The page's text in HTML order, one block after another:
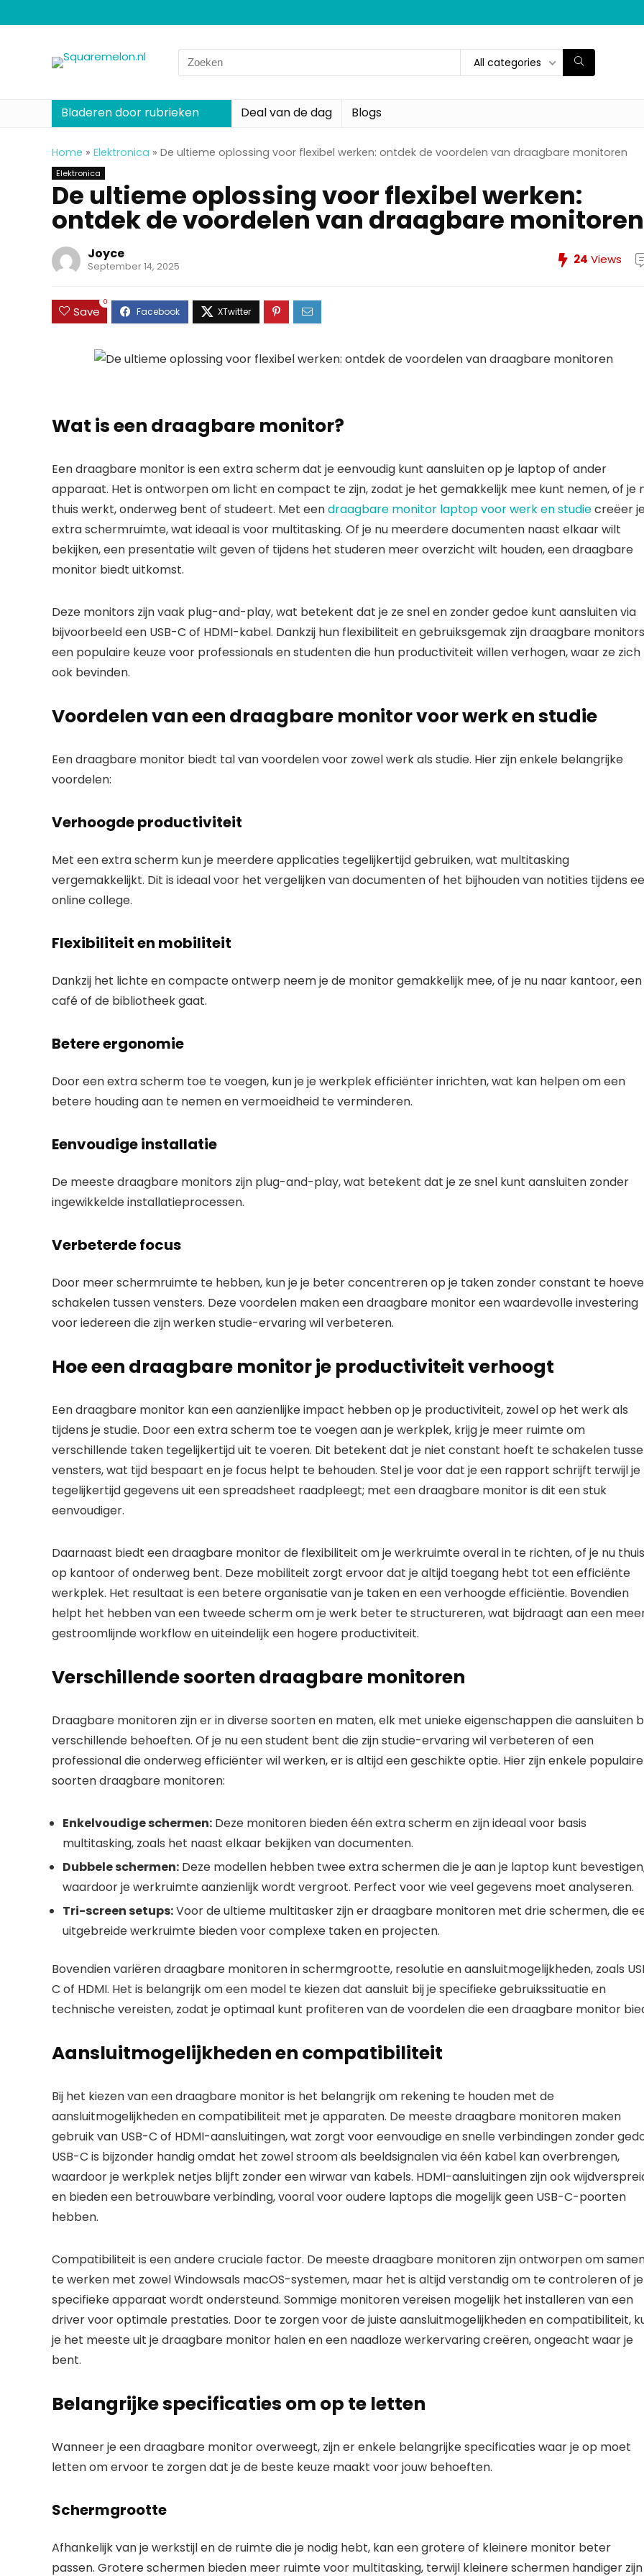
Search
for:
All categories
Bladeren door rubrieken Deal van de dag Blogs
Home » Elektronica » De ultieme oplossing voor flexibel werken: ontdek de voordelen van draagbare monitoren
Elektronica
De ultieme oplossing voor flexibel werken:
ontdek de voordelen van draagbare monitoren
Joyce
September 14, 2025 24 Views
Save
0
Wat is een draagbare monitor?
Een draagbare monitor is een extra scherm dat je eenvoudig kunt aansluiten op je laptop of ander
apparaat. Het is ontworpen om licht en compact te zijn, zodat je het gemakkelijk mee kunt nemen, of je
thuis werkt, onderweg bent of studeert. Met eendraagbare monitor laptop voor werk en studiecreëer
extra schermruimte, wat ideaal is voor multitasking. Of je nu meerdere documenten naast elkaar wilt
bekijken, een presentatie wilt geven of tijdens het studeren meer overzicht wilt houden, een draagbare
monitor biedt uitkomst.
Deze monitors zijn vaak plug-and-play, wat betekent dat je ze snel en zonder gedoe kunt aansluiten via
bijvoorbeeld een USB-C of HDMI-kabel. Dankzij hun flexibiliteit en gebruiksgemak zijn draagbare monitors
een populaire keuze voor professionals en studenten die hun productiviteit willen verhogen, waar ze zich
ook bevinden.
Voordelen van een draagbare monitor voor werk en studie
Een draagbare monitor biedt tal van voordelen voor zowel werk als studie. Hier zijn enkele belangrijke
voordelen:
Verhoogde productiviteit
Met een extra scherm kun je meerdere applicaties tegelijkertijd gebruiken, wat multitasking
vergemakkelijkt. Dit is ideaal voor het vergelijken van documenten of het bijhouden van notities tijdens
online college.
Flexibiliteit en mobiliteit
Dankzij het lichte en compacte ontwerp neem je de monitor gemakkelijk mee, of je nu naar kantoor, een
café of de bibliotheek gaat.
Betere ergonomie
Door een extra scherm toe te voegen, kun je je werkplek efficiënter inrichten, wat kan helpen om een
betere houding aan te nemen en vermoeidheid te verminderen.
Eenvoudige installatie
De meeste draagbare monitors zijn plug-and-play, wat betekent dat je ze snel kunt aansluiten zonder
ingewikkelde installatieprocessen.
Verbeterde focus
Door meer schermruimte te hebben, kun je je beter concentreren op je taken zonder constant te
schakelen tussen vensters. Deze voordelen maken een draagbare monitor een waardevolle investering
voor iedereen die zijn werken studie-ervaring wil verbeteren.
Hoe een draagbare monitor je productiviteit verhoogt
Een draagbare monitor kan een aanzienlijke impact hebben op je productiviteit, zowel op het werk als
tijdens je studie. Door een extra scherm toe te voegen aan je werkplek, krijg je meer ruimte om
verschillende taken tegelijkertijd uit te voeren. Dit betekent dat je niet constant hoeft te schakelen
vensters, wat tijd bespaart en je focus helpt te behouden. Stel je voor dat je een rapport schrijft terwijl je
tegelijkertijd gegevens uit een spreadsheet raadpleegt; met een draagbare monitor is dit een stuk
eenvoudiger.
Daarnaast biedt een draagbare monitor de flexibiliteit om je werkruimte overal in te richten, of je nu
op kantoor of onderweg bent. Deze mobiliteit zorgt ervoor dat je altijd toegang hebt tot een efficiënte
werkplek. Het resultaat is een betere organisatie van je taken en een verhoogde efficiëntie. Bovendien
helpt het hebben van een tweede scherm om je werk beter te structureren, wat bijdraagt aan een
gestroomlijnde workflow en uiteindelijk een hogere productiviteit.
Verschillende soorten draagbare monitoren
Draagbare monitoren zijn er in diverse soorten en maten, elk met unieke eigenschappen die aansluiten
verschillende behoeften. Of je nu een student bent die zijn studie-ervaring wil verbeteren of een
professional die onderweg efficiënter wil werken, er is altijd een geschikte optie. Hier zijn enkele populaire
soorten draagbare monitoren:
Enkelvoudige schermen: Deze monitoren bieden één extra scherm en zijn ideaal voor basis
multitasking, zoals het naast elkaar bekijken van documenten.
Dubbele schermen: Deze modellen hebben twee extra schermen die je aan je laptop kunt
waardoor je werkruimte aanzienlijk wordt vergroot. Perfect voor wie veel gegevens moet analyseren.
Tri-screen setups:Voor de ultieme multitasker zijn er draagbare monitoren met drie schermen, die
uitgebreide werkruimte bieden voor complexe taken en projecten.
Bovendien variëren draagbare monitoren in schermgrootte, resolutie en aansluitmogelijkheden, zoals
C of HDMI. Het is belangrijk om een model te kiezen dat aansluit bij je specifieke gebruikssituatie en
technische vereisten, zodat je optimaal kunt profiteren van de voordelen die een draagbare monitor
Aansluitmogelijkheden en compatibiliteit
Bij het kiezen van een draagbare monitor is het belangrijk om rekening te houden met de
aansluitmogelijkheden en compatibiliteit met je apparaten. De meeste draagbare monitoren maken
gebruik van USB-C of HDMI-aansluitingen, wat zorgt voor eenvoudige en snelle verbindingen zonder
USB-C is bijzonder handig omdat het zowel stroom als beeldsignalen via één kabel kan overbrengen,
waardoor je werkplek netjes blijft zonder een wirwar van kabels. HDMI-aansluitingen zijn ook
en bieden een betrouwbare verbinding, vooral voor oudere laptops die mogelijk geen USB-C-poorten
hebben.
Compatibiliteit is een andere cruciale factor. De meeste draagbare monitoren zijn ontworpen om
te werken met zowel Windowsals macOS-systemen, maar het is altijd verstandig om te controleren of je
specifieke apparaat wordt ondersteund. Sommige monitoren vereisen mogelijk het installeren van een
driver voor optimale prestaties. Door te zorgen voor de juiste aansluitmogelijkheden en compatibiliteit,
je het meeste uit je draagbare monitor halen en een naadloze werkervaring creëren, ongeacht waar je
bent.
Belangrijke specificaties om op te letten
Wanneer je een draagbare monitor overweegt, zijn er enkele belangrijke specificaties waar je op moet
letten om ervoor te zorgen dat je de beste keuze maakt voor jouw behoeften.
Schermgrootte
Afhankelijk van je werkstijl en de ruimte die je nodig hebt, kan een grotere of kleinere monitor beter
passen. Grotere schermen bieden meer ruimte voor multitasking, terwijl kleinere schermen handiger zijn